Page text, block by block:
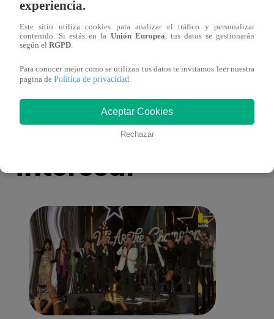
Yo Soy GRANDES BATALLAS: ¡El
Pájaro Gómez venció a Miguel Mateos y
mantuvo su silla de consagrado!
rock
También te puede
interesar
experiencia.
Este sitio utiliza cookies para analizar el tráfico y personalizar
contenido. Si estás en la Unión Europea, tus datos se gestionarán
según el RGPD.
Para conocer mejor como se utilizan tus datos te invitamos leer nuestra
pagina de Política de privacidad.
Aceptar Cookies
Rechazar